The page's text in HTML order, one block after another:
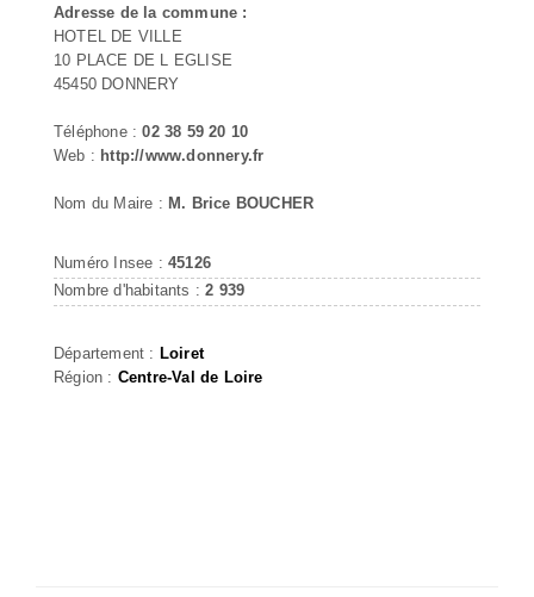
Adresse de la commune :
HOTEL DE VILLE
10 PLACE DE L EGLISE
45450 DONNERY
Téléphone :02 38 59 20 10
Web : http://www.donnery.fr
Nom du Maire : M. Brice BOUCHER
Numéro Insee : 45126
Nombre d'habitants :2 939
Département : Loiret
Région : Centre-Val de Loire